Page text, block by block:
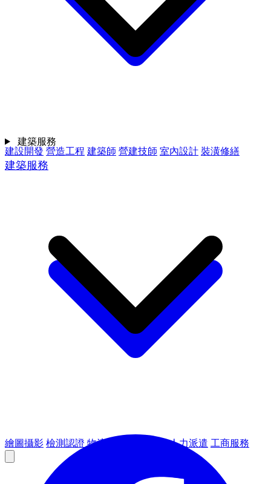
建設開發 營造工程 建築師 營建技師 室內設計 裝潢修繕
建築服務
繪圖攝影 檢測認證 物流倉儲 人力派遣 工商服務
建築服務